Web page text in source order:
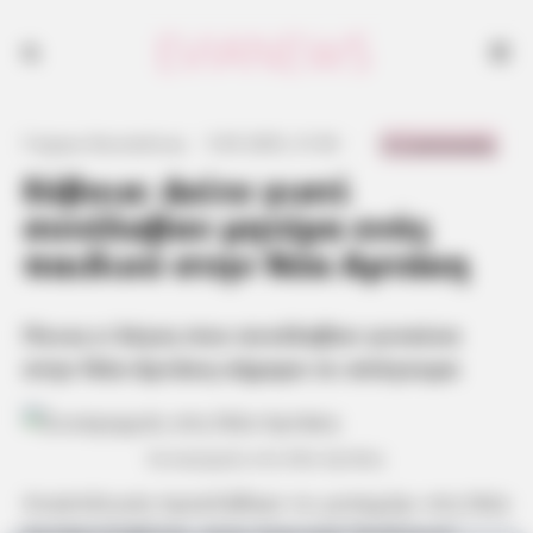
Εύβοια: Δείτε γιατί
συνέλαβαν μητέρα ενός
παιδιού στην Νέα Αρτάκη
Ποιος ο λόγος που συνέλαβαν γυναίκα
στην Νέα Αρτάκη σήμερα το απόγευμα